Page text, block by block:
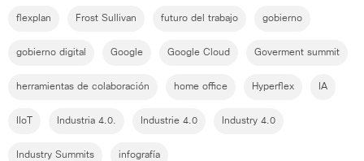
flexplan Frost Sullivan futuro del trabajo gobierno
gobierno digital Google Google Cloud Goverment summit
herramientas de colaboración home office Hyperflex IA
IIoT Industria 4.0. Industrie 4.0 Industry 4.0
Industry Summits infografía